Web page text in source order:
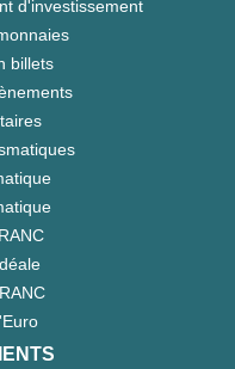
d'investissement
billets